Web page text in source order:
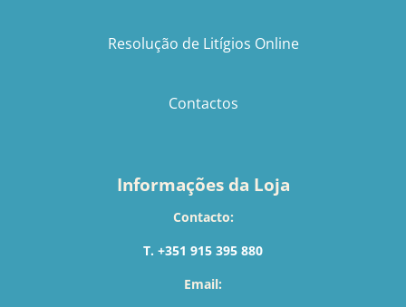
Resolução de Litígios Online
Contactos
Informações da Loja
Contacto:
T. +351 915 395 880
Email: